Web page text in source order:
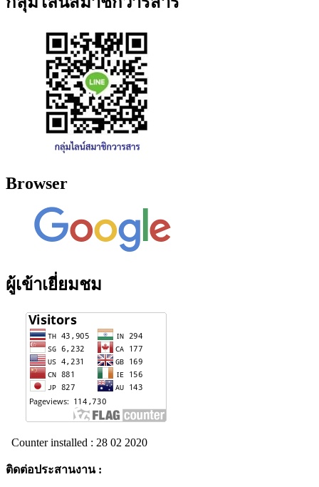
Browser
ผู้เข้าเยี่ยมชม
Counter installed : 28 02 2020
ติดต่อประสานงาน :